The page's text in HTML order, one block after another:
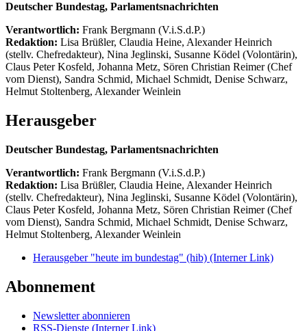
Deutscher Bundestag, Parlamentsnachrichten
Verantwortlich: Frank Bergmann (V.i.S.d.P.)
Redaktion: Lisa Brüßler, Claudia Heine, Alexander Heinrich
(stellv. Chefredakteur), Nina Jeglinski, Susanne Ködel (Volontärin),
Claus Peter Kosfeld, Johanna Metz, Sören Christian Reimer (Chef
vom Dienst), Sandra Schmid, Michael Schmidt, Denise Schwarz,
Helmut Stoltenberg, Alexander Weinlein
Herausgeber
Deutscher Bundestag, Parlamentsnachrichten
Verantwortlich: Frank Bergmann (V.i.S.d.P.)
Redaktion: Lisa Brüßler, Claudia Heine, Alexander Heinrich
(stellv. Chefredakteur), Nina Jeglinski, Susanne Ködel (Volontärin),
Claus Peter Kosfeld, Johanna Metz, Sören Christian Reimer (Chef
vom Dienst), Sandra Schmid, Michael Schmidt, Denise Schwarz,
Helmut Stoltenberg, Alexander Weinlein
Herausgeber "heute im bundestag" (hib) (Interner Link)
Abonnement
Newsletter abonnieren
RSS-Dienste (Interner Link)